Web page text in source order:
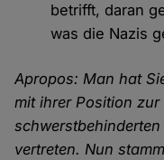
betrifft, daran
was die Nazis
Apropos: Man hat
mit ihrer Position
vertreten. Nun